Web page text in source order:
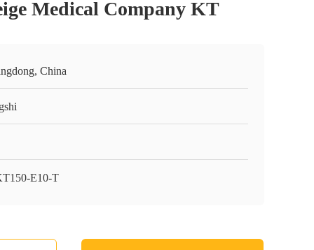
Medical Company KT
China
E10-T